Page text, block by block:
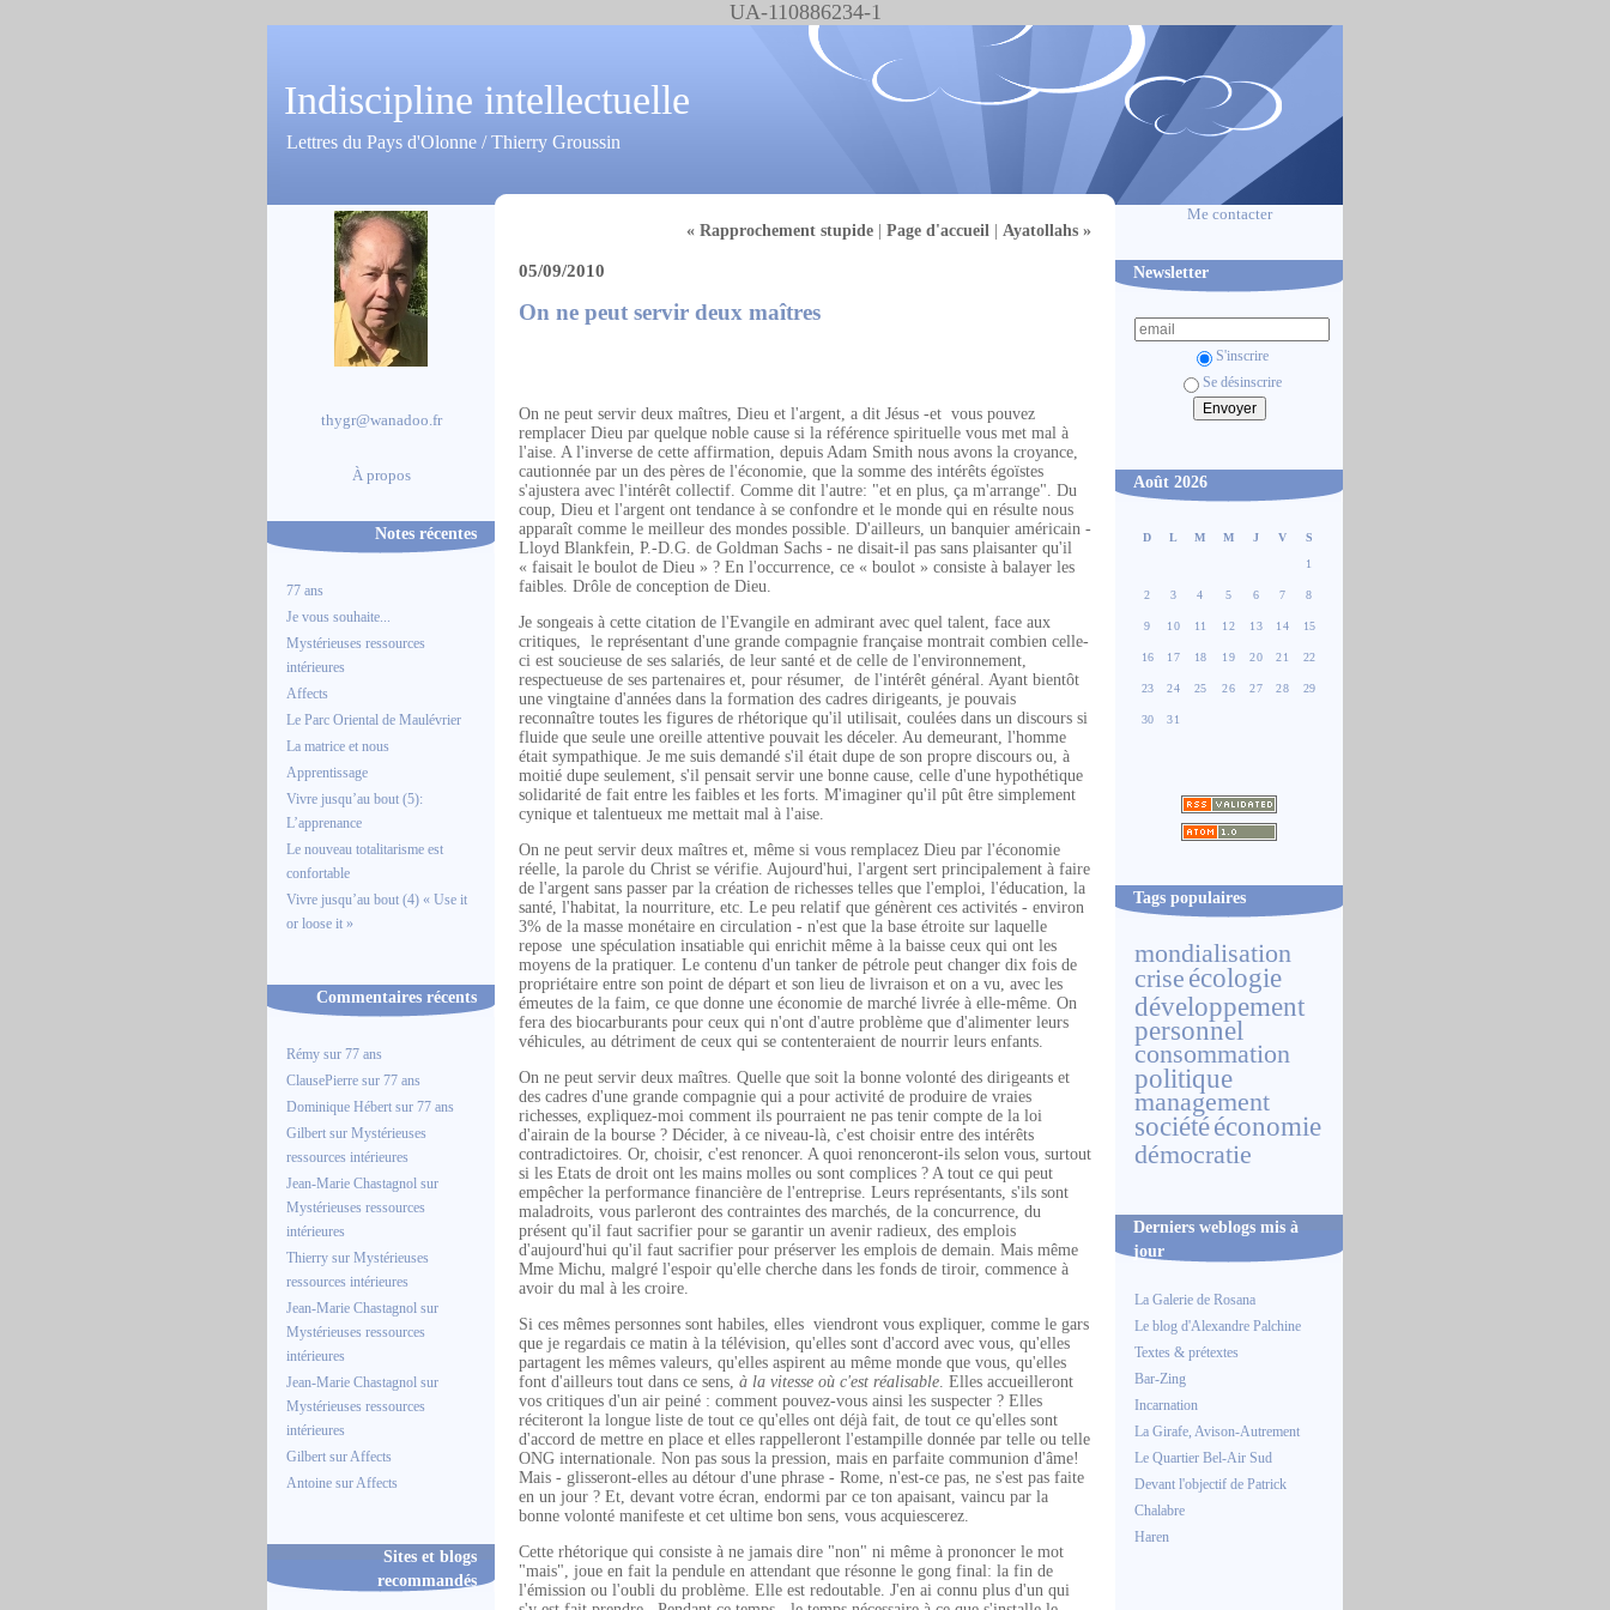
UA-110886234-1
Indiscipline intellectuelle
Lettres du Pays d'Olonne / Thierry Groussin
thygr@wanadoo.fr
À propos
Notes récentes
77 ans
Je vous souhaite...
Mystérieuses ressources
intérieures
Affects
Le Parc Oriental de Maulévrier
La matrice et nous
Apprentissage
Vivre jusqu’au bout (5):
L’apprenance
Le nouveau totalitarisme est
confortable
Vivre jusqu’au bout (4) « Use it
or loose it »
Commentaires récents
Rémy sur 77 ans
ClausePierre sur 77 ans
Dominique Hébert sur 77 ans
Gilbert sur Mystérieuses
ressources intérieures
Jean-Marie Chastagnol sur
Mystérieuses ressources
intérieures
Thierry sur Mystérieuses
ressources intérieures
Jean-Marie Chastagnol sur
Mystérieuses ressources
intérieures
Jean-Marie Chastagnol sur
Mystérieuses ressources
intérieures
Gilbert surAffects
Antoine surAffects
Sites et blogs
recommandés
Me contacter
Newsletter
S'inscrire
Se désinscrire
Août 2026
D L M M J V
S
1
2 3 4 5 6 7 8
9 10 11 12 13 14 15
16 17 18 19 20 21 22
23 24 25 26 27 28 29
30 31
Tags populaires
mondialisation
crise écologie
développement
personnel
consommation
politique
management
sociétééconomie
démocratie
Derniers weblogs mis à
jour
La Galerie de Rosana
Le blog d'Alexandre Palchine
Textes & prétextes
Bar-Zing
Incarnation
La Girafe, Avison-Autrement
Le Quartier Bel-Air Sud
Devant l'objectif de Patrick
Chalabre
Haren
« Rapprochement stupide Page d'accueil Ayatollahs »
05/09/2010
On ne peut servir deux maîtres
On ne peut servir deux maîtres, Dieu et l'argent, a dit Jésus -et vous pouvez
remplacer Dieu par quelque noble cause si la référence spirituelle vous met mal à
l'aise. A l'inverse de cette affirmation, depuis Adam Smith nous avons la croyance,
cautionnée par un des pères de l'économie, que la somme des intérêts égoïstes
s'ajustera avec l'intérêt collectif. Comme dit l'autre: "et en plus, ça m'arrange". Du
coup, Dieu et l'argent ont tendance à se confondre et le monde qui en résulte nous
apparaît comme le meilleur des mondes possible. D'ailleurs, un banquier américain -
Lloyd Blankfein, P.-D.G. de Goldman Sachs - ne disait-il pas sans plaisanter qu'il
« faisait le boulot de Dieu » ? En l'occurrence, ce « boulot » consiste à balayer les
faibles. Drôle de conception de Dieu.
Je songeais à cette citation de l'Evangile en admirant avec quel talent, face aux
critiques, le représentant d'une grande compagnie française montrait combien celle-
ci est soucieuse de ses salariés, de leur santé et de celle de l'environnement,
respectueuse de ses partenaires et, pour résumer, de l'intérêt général. Ayant bientôt
une vingtaine d'années dans la formation des cadres dirigeants, je pouvais
reconnaître toutes les figures de rhétorique qu'il utilisait, coulées dans un discours si
fluide que seule une oreille attentive pouvait les déceler. Au demeurant, l'homme
était sympathique. Je me suis demandé s'il était dupe de son propre discours ou, à
moitié dupe seulement, s'il pensait servir une bonne cause, celle d'une hypothétique
solidarité de fait entre les faibles et les forts. M'imaginer qu'il pût être simplement
cynique et talentueux me mettait mal à l'aise.
On ne peut servir deux maîtres et, même si vous remplacez Dieu par l'économie
réelle, la parole du Christ se vérifie. Aujourd'hui, l'argent sert principalement à faire
de l'argent sans passer par la création de richesses telles que l'emploi, l'éducation, la
santé, l'habitat, la nourriture, etc. Le peu relatif que génèrent ces activités - environ
3% de la masse monétaire en circulation - n'est que la base étroite sur laquelle
repose une spéculation insatiable qui enrichit même à la baisse ceux qui ont les
moyens de la pratiquer. Le contenu d'un tanker de pétrole peut changer dix fois de
propriétaire entre son point de départ et son lieu de livraison et on a vu, avec les
émeutes de la faim, ce que donne une économie de marché livrée à elle-même. On
fera des biocarburants pour ceux qui n'ont d'autre problème que d'alimenter leurs
véhicules, au détriment de ceux qui se contenteraient de nourrir leurs enfants.
On ne peut servir deux maîtres. Quelle que soit la bonne volonté des dirigeants et
des cadres d'une grande compagnie qui a pour activité de produire de vraies
richesses, expliquez-moi comment ils pourraient ne pas tenir compte de la loi
d'airain de la bourse ? Décider, à ce niveau-là, c'est choisir entre des intérêts
contradictoires. Or, choisir, c'est renoncer. A quoi renonceront-ils selon vous, surtout
si les Etats de droit ont les mains molles ou sont complices ? A tout ce qui peut
empêcher la performance financière de l'entreprise. Leurs représentants, s'ils sont
maladroits, vous parleront des contraintes des marchés, de la concurrence, du
présent qu'il faut sacrifier pour se garantir un avenir radieux, des emplois
d'aujourd'hui qu'il faut sacrifier pour préserver les emplois de demain. Mais même
Mme Michu, malgré l'espoir qu'elle cherche dans les fonds de tiroir, commence à
avoir du mal à les croire.
Si ces mêmes personnes sont habiles, elles viendront vous expliquer, comme le gars
que je regardais ce matin à la télévision, qu'elles sont d'accord avec vous, qu'elles
partagent les mêmes valeurs, qu'elles aspirent au même monde que vous, qu'elles
font d'ailleurs tout dans ce sens, à la vitesse où c'est réalisable. Elles accueilleront
vos critiques d'un air peiné : comment pouvez-vous ainsi les suspecter ? Elles
réciteront la longue liste de tout ce qu'elles ont déjà fait, de tout ce qu'elles sont
d'accord de mettre en place et elles rappelleront l'estampille donnée par telle ou telle
ONG internationale. Non pas sous la pression, mais en parfaite communion d'âme!
Mais - glisseront-elles au détour d'une phrase - Rome, n'est-ce pas, ne s'est pas faite
en un jour ? Et, devant votre écran, endormi par ce ton apaisant, vaincu par la
bonne volonté manifeste et cet ultime bon sens, vous acquiescerez.
Cette rhétorique qui consiste à ne jamais dire "non" ni même à prononcer le mot
"mais", joue en fait la pendule en attendant que résonne le gong final: la fin de
l'émission ou l'oubli du problème. Elle est redoutable. J'en ai connu plus d'un qui